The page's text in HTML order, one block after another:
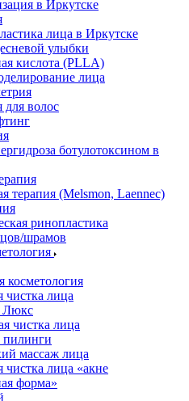
в Иркутске
лица в Иркутске
улыбки
кислота (PLLA)
лица
для волос
ботулотоксином в
терапия (Melsmon, Laennec)
ринопластика
шрамов
косметология
чистка лица
Люкс
чистка лица
массаж лица
чистка лица «акне
форма»